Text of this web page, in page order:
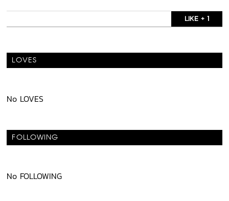
LIKE + 1
LOVES
No LOVES
FOLLOWING
No FOLLOWING